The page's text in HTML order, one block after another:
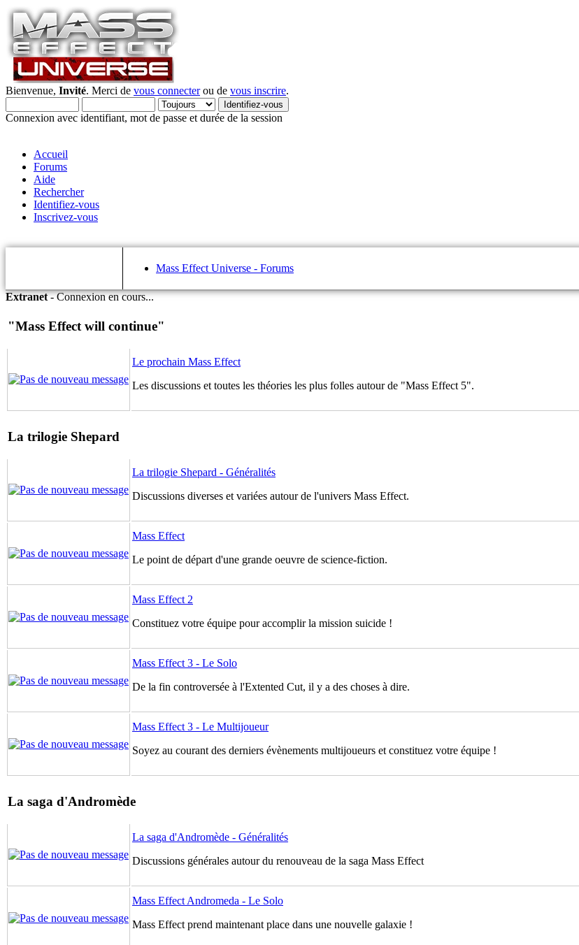
Bienvenue, Invité. Merci de vous connecterou de vous inscrire.
Connexion avec identifiant, mot de passe et durée de la session
Accueil
Forums
Aide
Rechercher
Identifiez-vous
Inscrivez-vous
Mass Effect Universe - Forums
Extranet-Connexion en cours...
"Mass Effect will continue"
Le prochain Mass Effect
Les discussions et toutes les théories les plus folles autour de "Mass Effect 5".
La trilogie Shepard
La trilogie Shepard - Généralités
Discussions diverses et variées autour de l'univers Mass Effect.
Mass Effect
Le point de départ d'une grande oeuvre de science-fiction.
Mass Effect 2
Constituez votre équipe pour accomplir la mission suicide !
Mass Effect 3 - Le Solo
De la fin controversée à l'Extented Cut, il y a des choses à dire.
Mass Effect 3 - Le Multijoueur
Soyez au courant des derniers évènements multijoueurs et constituez votre équipe !
La saga d'Andromède
La saga d'Andromède - Généralités
Discussions générales autour du renouveau de la saga Mass Effect
Mass Effect Andromeda - Le Solo
Mass Effect prend maintenant place dans une nouvelle galaxie !